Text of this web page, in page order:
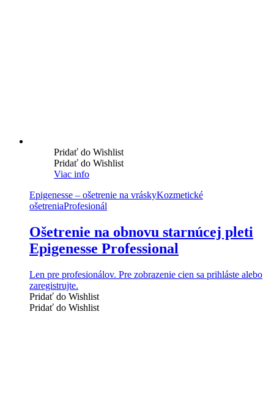
Pridať do Wishlist
Pridať do Wishlist
Viac info
Epigenesse – ošetrenie na vráskyKozmetické
ošetreniaProfesionál
Ošetrenie na obnovu starnúcej pleti
Epigenesse Professional
Len pre profesionálov. Pre zobrazenie cien sa prihláste alebo
zaregistrujte.
Pridať do Wishlist
Pridať do Wishlist